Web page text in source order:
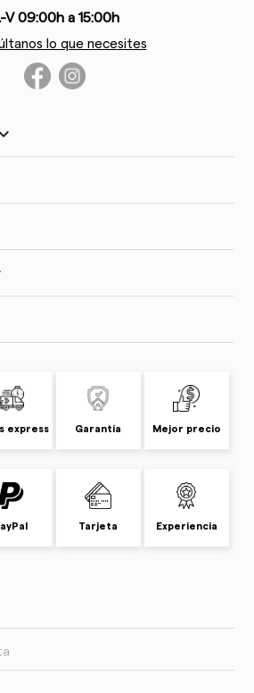
V 09:00h a 15:00h
lo que necesites
express Garantía Mejor precio
Tarjeta Experiencia